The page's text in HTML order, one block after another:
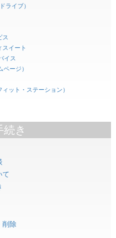
ライブ）
ス
スイート
イス
ージ）
ット・ステーション）
続き
て
削除